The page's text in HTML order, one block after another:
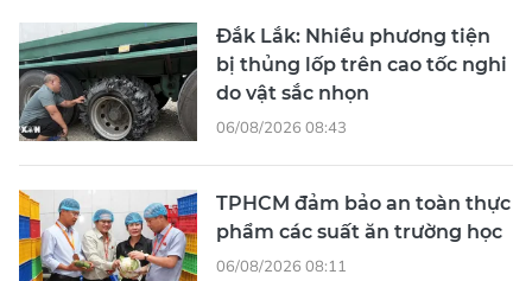
Đắk Lắk: Nhiều phương tiện
bị thủng lốp trên cao tốc nghi
do vật sắc nhọn
06/08/2026 08:43
TPHCM đảm bảo an toàn thực
phẩm các suất ăn trường học
06/08/2026 08:11